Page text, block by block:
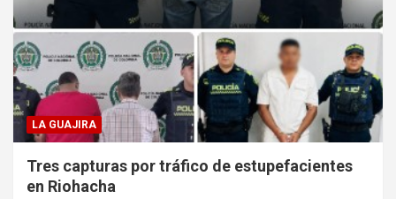
LA GUAJIRA
Tres capturas por tráfico de estupefacientes
en Riohacha